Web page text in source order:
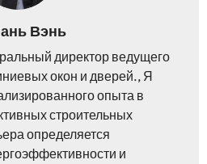
Вэнь
директор ведущего
окон и дверей., Я
опыта в
строительных
определяется
и